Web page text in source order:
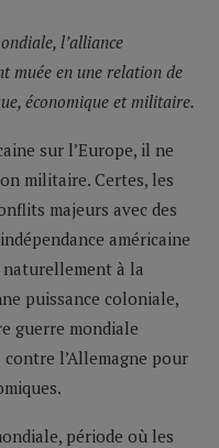
l’alliance
muée en une relation de
économique et militaire.
sur l’Europe, il ne
militaire. Certes, les
majeurs avec des
américaine
à la
puissance coloniale,
guerre mondiale
l’Allemagne pour
période où les